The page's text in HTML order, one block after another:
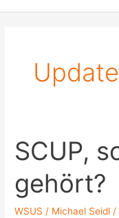
Update
SCUP,
gehört?
WSUS / Michael Seidl/